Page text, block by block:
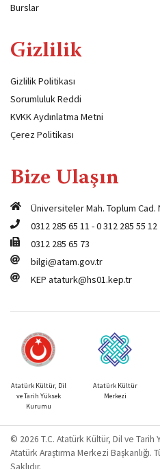
Burslar
Gizlilik
Gizlilik Politikası
Sorumluluk Reddi
KVKK Aydınlatma Metni
Çerez Politikası
Bize Ulaşın
Üniversiteler Mah. Toplum Cad.
0312 285 65 11 -0 312 285 55 12
0312 285 65 73
bilgi@atam.gov.tr
KEP ataturk@hs01.kep.tr
Atatürk Kültür, Dil
ve Tarih Yüksek
Kurumu
Atatürk Kültür
Merkezi
© 2026 T.C. Atatürk Kültür, Dil ve Tarih
Atatürk Araştırma Merkezi Başkanlığı.
Saklıdır.